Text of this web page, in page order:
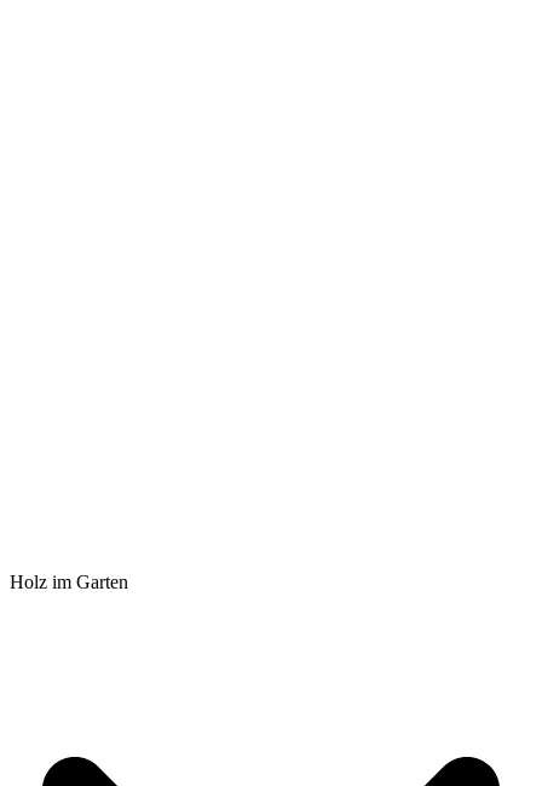
Holz im Garten